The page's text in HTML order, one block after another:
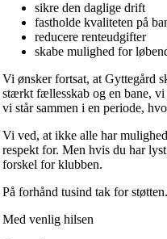
sikre den daglige drift
fastholde kvaliteten på
reducere renteudgifter
skabe mulighed for
Vi ønsker fortsat, at Gyttegård
stærkt fællesskab og en bane,
vi står sammen i en periode,
Vi ved, at ikke alle har
respekt for. Men hvis du har
forskel for klubben.
På forhånd tusind tak for støtten.
Med venlig hilsen